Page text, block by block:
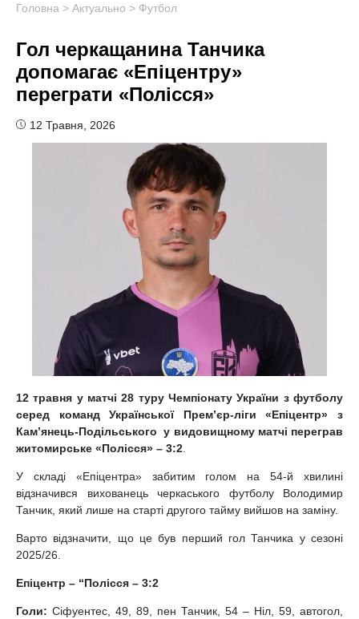
Головна > Актуально > Футбол
Гол черкащанина Танчика
допомагає «Епіцентру»
переграти «Полісся»
12 Травня, 2026
12 травня у матчі 28 туру Чемпіонату України з футболу
серед команд Української Прем’єр-ліги «Епіцентр» з
Кам’янець-Подільського у видовищному матчі переграв
житомирське «Полісся» – 3:2
У складі «Епіцентра» забитим голом на 54-й хвилині
відзначився вихованець черкаського футболу Володимир
Танчик, який лише на старті другого тайму вийшов на заміну.
Варто відзначити, що це був перший гол Танчика у сезоні
2025/26.
Епіцентр – “Полісся – 3:2
Голи: Сіфуентес, 49, 89, пен Танчик, 54 – Ніл, 59, автогол,